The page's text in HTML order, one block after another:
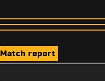
Match report